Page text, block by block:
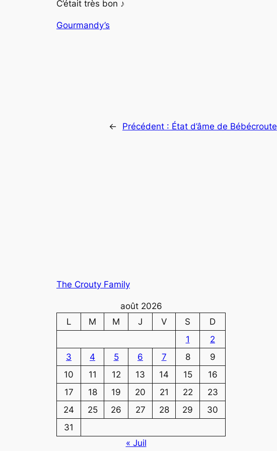
C’était très bon ♪
Gourmandy’s
← Précédent : État d’âme de Bébécroute
The Crouty Family
août 2026
L
M M J V S
D
1
2
3
4 5 6 7 8
9
10
11 12 13 14 15
16
17
18 19 20 21 22
23
24
25 26 27 28 29
30
31
« Juil